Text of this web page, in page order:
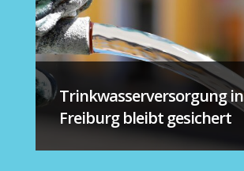
Trinkwasserversorgung in
Freiburg bleibt gesichert